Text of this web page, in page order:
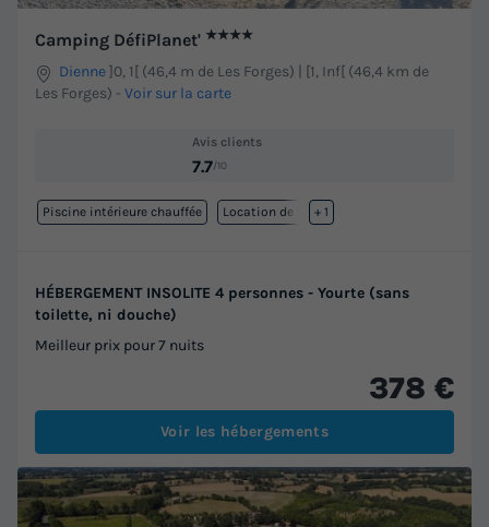
Camping DéfiPlanet' ★★★★
Dienne]0, 1[ (46,4 m de Les Forges) | [1, Inf[ (46,4 km de
Les Forges) - Voir sur la carte
Avis clients
7.7/10
Piscine intérieure chauffée Location de vélos
+ 1
HÉBERGEMENT INSOLITE 4 personnes - Yourte (sans
toilette, ni douche)
Meilleur prix pour 7 nuits
378 €
Voir les hébergements